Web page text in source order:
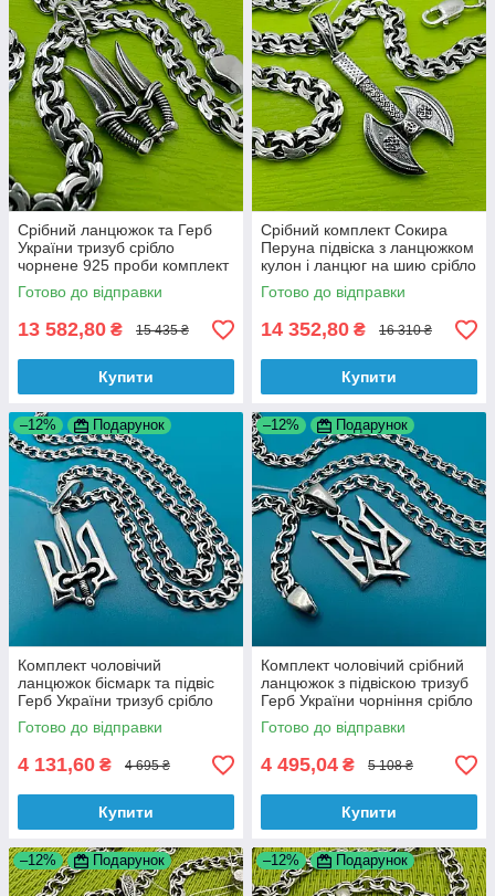
Срібний ланцюжок та Герб
України тризуб срібло
чорнене 925 проби комплект
Готово до відправки
13 582,80 ₴ 15 435 ₴
Купити
Срібний комплект Сокира
Перуна підвіска з ланцюжком
кулон і ланцюг на шию срібло
925 проби
Готово до відправки
14 352,80 ₴ 16 310 ₴
Купити
–12% Подарунок
Комплект чоловічий
ланцюжок бісмарк та підвіс
Герб України тризуб срібло
925 проба
Готово до відправки
4 131,60 ₴ 4 695 ₴
Купити
–12% Подарунок
Комплект чоловічий срібний
ланцюжок з підвіскою тризуб
Герб України чорніння срібло
925 проба
Готово до відправки
4 495,04 ₴ 5 108 ₴
Купити
–12% Подарунок –12% Подарунок